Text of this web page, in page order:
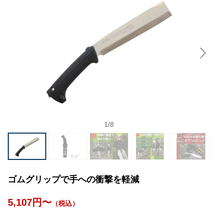
1/8
ゴムグリップで手への衝撃を軽減
5,107円〜 （税込）